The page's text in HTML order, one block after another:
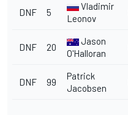
DNF 5
Vladimir
Leonov
DNF 20
Jason
O'Halloran
DNF 99
Patrick
Jacobsen